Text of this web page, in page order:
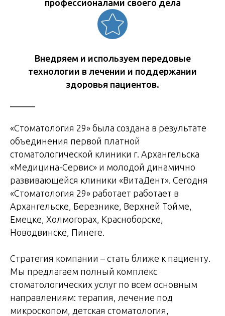
профессионалами своего дела
Внедряем и используем передовые
технологии в лечении и поддержании
здоровья пациентов.
«Стоматология 29» была создана в результате
объединения первой платной
стоматологической клиники г. Архангельска
«Медицина-Сервис» и молодой динамично
развивающейся клиники «ВитаДент». Сегодня
«Стоматология 29» работает работает в
Архангельске, Березнике, Верхней Тойме,
Емецке, Холмогорах, Красноборске,
Новодвинске, Пинеге.
Стратегия компании – стать ближе к пациенту.
Мы предлагаем полный комплекс
стоматологических услуг по всем основным
направлениям: терапия, лечение под
микроскопом, детская стоматология,